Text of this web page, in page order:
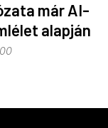
már AI-
alapján